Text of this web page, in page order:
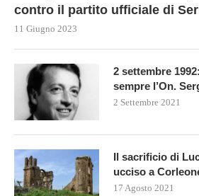
contro il partito ufficiale di
11 Giugno 2023
2 settembre
sempre l’On.
2 Settembre 2021
Il sacrificio di
ucciso a
17 Agosto 2021